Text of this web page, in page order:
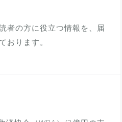
者の方に役立つ情報を、届
おります。